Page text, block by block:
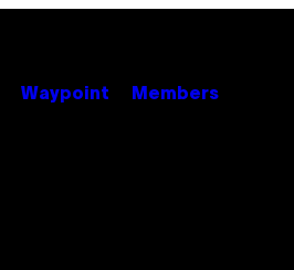
Waypoint Members